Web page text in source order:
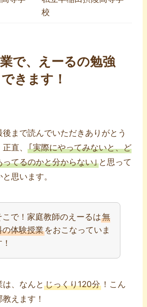
校
で、えーるの勉強
きます！
まで読んでいただきありがとう
正直、｢実際にやってみないと、ど
ってるのかと分からない｣ と思って
思います。
こで！家庭教師のえーるは無
の体験授業をおこなっていま
は、なんとじっくり120分 ！こん
えます！